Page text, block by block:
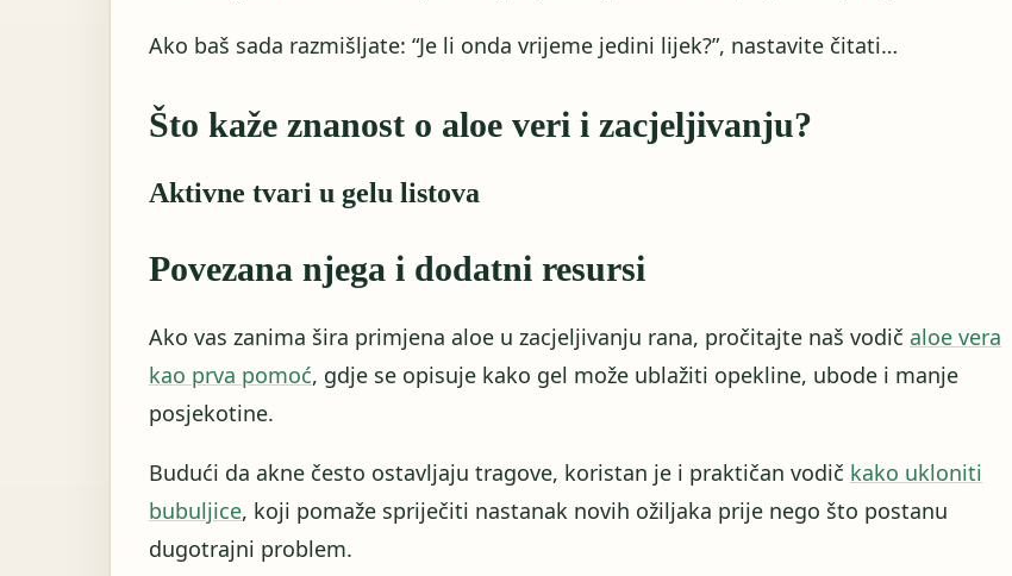
Ako baš sada razmišljate: “Je li onda vrijeme jedini lijek?”, nastavite čitati…
Što kaže znanost o aloe veri i zacjeljivanju?
Aktivne tvari u gelu listova
Povezana njega i dodatni resursi
Ako vas zanima šira primjena aloe u zacjeljivanju rana, pročitajte naš vodič aloe vera
kao prva pomoć, gdje se opisuje kako gel može ublažiti opekline, ubode i manje
posjekotine.
Budući da akne često ostavljaju tragove, koristan je i praktičan vodič kako ukloniti
bubuljice, koji pomaže spriječiti nastanak novih ožiljaka prije nego što postanu
dugotrajni problem.